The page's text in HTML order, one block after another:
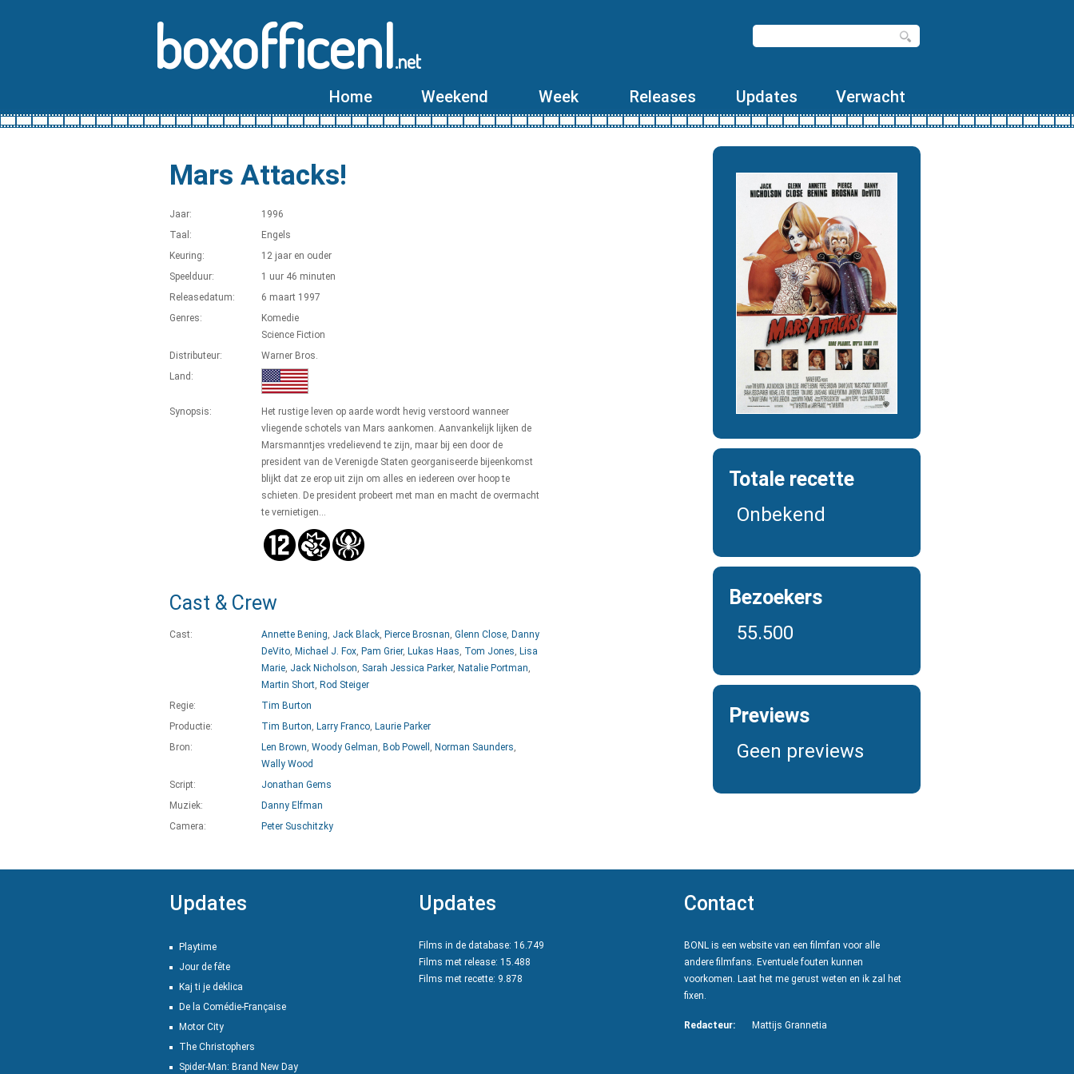
boxofficenl.net
Home Weekend Week Releases Updates Verwacht
Mars Attacks!
Jaar:
1996
Taal:
Engels
Keuring:
12 jaar en ouder
Speelduur:
1 uur 46 minuten
Releasedatum:
6 maart 1997
Genres:
Komedie
Science Fiction
Distributeur:
Warner Bros.
Land:
Synopsis:
Het rustige leven op aarde wordt hevig verstoord wanneer
vliegende schotels van Mars aankomen. Aanvankelijk lijken de
Marsmanntjes vredelievend te zijn, maar bij een door de
president van de Verenigde Staten georganiseerde bijeenkomst
blijkt dat ze erop uit zijn om alles en iedereen over hoop te
schieten. De president probeert met man en macht de overmacht
te vernietigen...
Cast & Crew
Cast: Annette Bening, Jack Black, Pierce Brosnan, Glenn Close, Danny
DeVito, Michael J. Fox, Pam Grier, Lukas Haas, Tom Jones, Lisa
Marie, Jack Nicholson, Sarah Jessica Parker, Natalie Portman,
Martin Short, Rod Steiger
Regie:
Tim Burton
Productie:
Tim Burton, Larry Franco, Laurie Parker
Bron:
Len Brown, Woody Gelman, Bob Powell , Norman Saunders,
Wally Wood
Script:
Jonathan Gems
Muziek:
Danny Elfman
Camera:
Peter Suschitzky
Totale recette
Onbekend
Bezoekers
55.500
Previews
Geen previews
Updates
Playtime
Jour de fête
Kaj ti je deklica
De la Comédie-Française
Motor City
The Christophers
Spider-Man: Brand New Day
Updates
Films in de database: 16.749
Films met release: 15.488
Films met recette: 9.878
Contact
BONL is een website van een filmfan voor alle
andere filmfans. Eventuele fouten kunnen
voorkomen. Laat het me gerust weten en ik zal het
fixen.
Redacteur: Mattijs Grannetia